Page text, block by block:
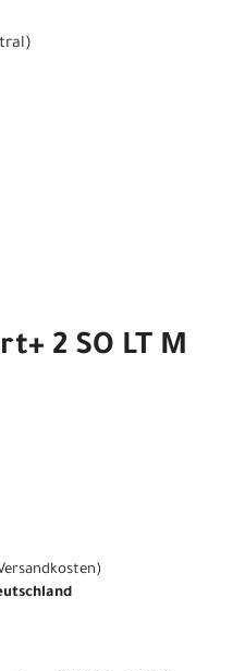
2 SO LT M
)